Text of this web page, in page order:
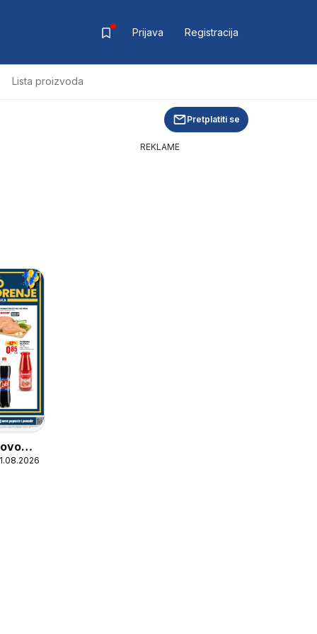
Prijava Registracija
Lista proizvoda
Pretplatiti se
-
REKLAME